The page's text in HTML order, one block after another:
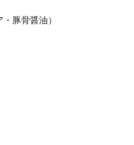
豚骨醤油）